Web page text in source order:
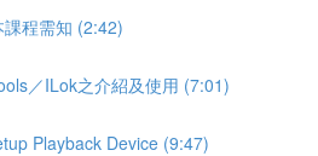
程需知 (2:42)
／ILok之介紹及使用 (7:01)
Playback Device (9:47)